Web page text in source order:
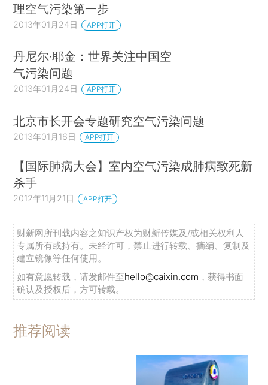
理空气污染第一步
2013年01月24日 APP打开
丹尼尔·耶金：世界关注中国空
气污染问题
2013年01月24日 APP打开
北京市长开会专题研究空气污染问题
2013年01月16日 APP打开
【国际肺病大会】室内空气污染成肺病致死新
杀手
2012年11月21日 APP打开
财新网所刊载内容之知识产权为财新传媒及/或相关权利人
专属所有或持有。未经许可，禁止进行转载、摘编、复制及
建立镜像等任何使用。
如有意愿转载，请发邮件至hello@caixin.com ，获得书面
确认及授权后，方可转载。
推荐阅读